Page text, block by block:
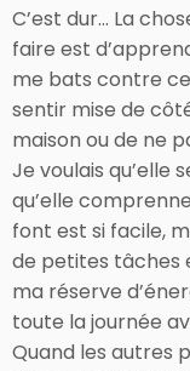
C’est dur… La
faire est
me bats contre
sentir mise de
maison ou de ne
Je voulais qu’elle
qu’elle
font est si facile,
de petites tâches
ma réserve
toute la journée
Quand les autres